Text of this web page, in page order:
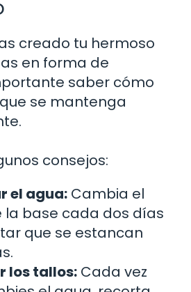
creado tu hermoso
en forma de
saber cómo
se mantenga
consejos:
el agua: Cambia el
la base cada dos días
que se estancan
los tallos: Cada vez